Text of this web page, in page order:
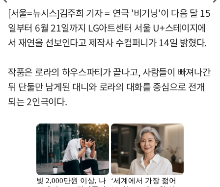
[서울=뉴시스]김주희 기자 = 연극 '비기닝'이 다음 달 15
일부터 6월 21일까지 LG아트센터 서울 U+스테이지에
서 재연을 선보인다고 제작사 수컴퍼니가 14일 밝혔다.
작품은 로라의 하우스파티가 끝나고, 사람들이 빠져나간
뒤 단둘만 남게된 대니와 로라의 대화를 중심으로 전개
되는 2인극이다.